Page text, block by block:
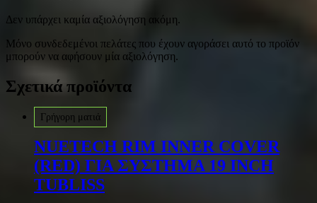
Δεν υπάρχει καμία αξιολόγηση ακόμη.
Μόνο συνδεδεμένοι πελάτες που έχουν αγοράσει αυτό το προϊόν
μπορούν να αφήσουν μία αξιολόγηση.
Σχετικά προϊόντα
Γρήγορη ματιά
NUETECH RIM INNER COVER
(RED) ΓΙΑ ΣΥΣΤΗΜΑ 19 INCH
TUBLISS